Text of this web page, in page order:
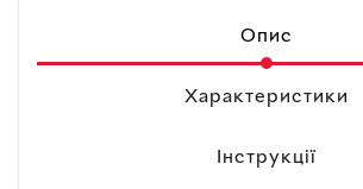
Опис
Характеристики
Інструкції